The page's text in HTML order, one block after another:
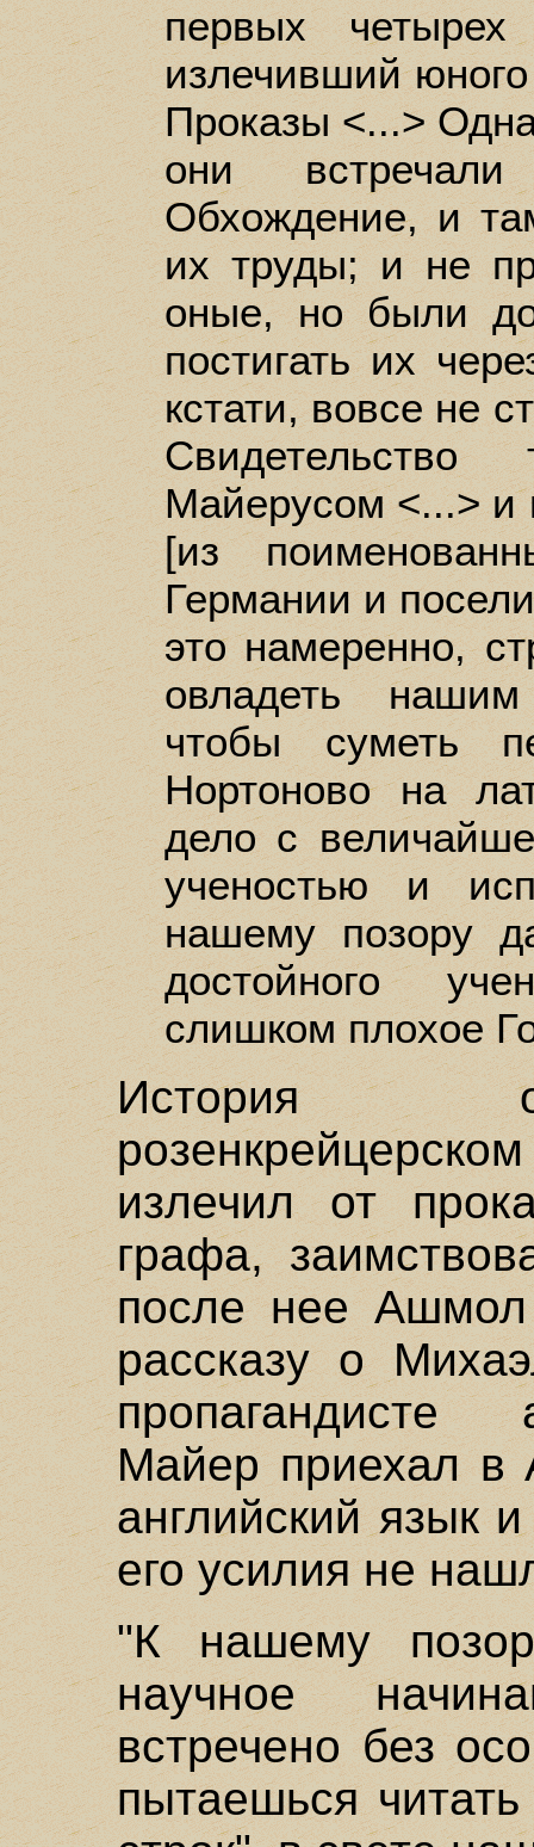
первых
излечивший
Проказы <...>
они
Обхождение, и
их труды; и не
оные, но были
постигать их
кстати, вовсе не
Майерусом <...>
[из
Германии и
это намеренно,
овладеть
чтобы суметь
Нортоново на
дело с
ученостью и
нашему позору
достойного
слишком плохое
История
излечил от
графа,
после нее Ашмол
рассказу о
пропагандисте
Майер приехал в
английский язык
его усилия не
"К нашему
научное
встречено без
пытаешься